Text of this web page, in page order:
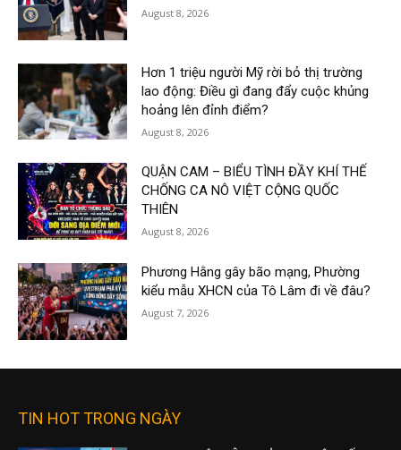
August 8, 2026
Hơn 1 triệu người Mỹ rời bỏ thị trường
lao động: Điều gì đang đẩy cuộc khủng
hoảng lên đỉnh điểm?
August 8, 2026
QUẬN CAM – BIỂU TÌNH ĐẦY KHÍ THẾ
CHỐNG CA NÔ VIỆT CỘNG QUỐC
THIÊN
August 8, 2026
Phương Hằng gây bão mạng, Phường
kiểu mẫu XHCN của Tô Lâm đi về đâu?
August 7, 2026
TIN HOT TRONG NGÀY